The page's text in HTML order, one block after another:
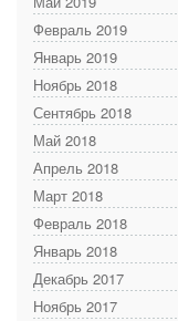
Февраль 2019
Январь 2019
Ноябрь 2018
Сентябрь 2018
Май 2018
Апрель 2018
Март 2018
Февраль 2018
Январь 2018
Декабрь 2017
Ноябрь 2017